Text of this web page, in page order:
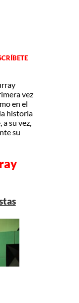
vez
en el
historia
su vez,
su